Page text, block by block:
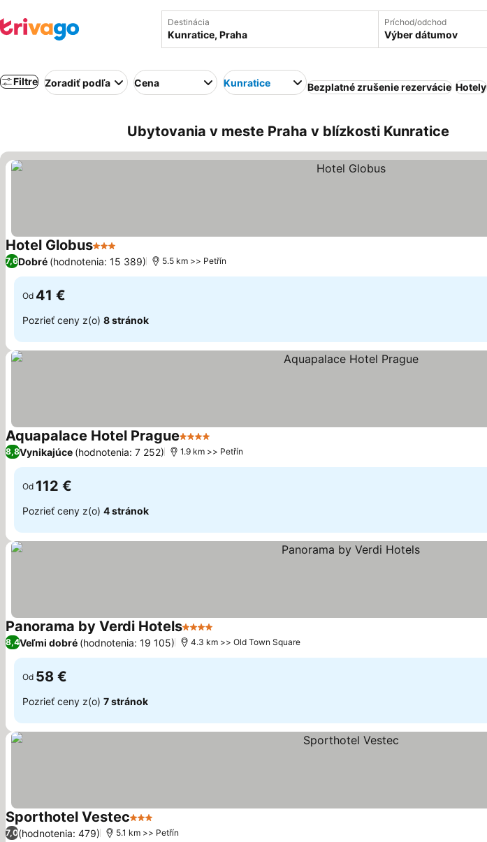
Destinácia Príchod/odchod
Výber dátumov
Filtre Zoradiť podľa Cena Kunratice Bezplatné zrušenie rezervácie Hotely
Ubytovania v meste Praha v blízkosti Kunratice
Hotel Globus3 Počet hviezdičiek
Zobraziť ceny
7,6Dobré (hodnotenia: 15 389) 5.5 km >> Petřín
Od 41 €
Pozrieť ceny z(o) 8 stránok
Aquapalace Hotel Prague4 Počet hviezdičiek
8,8Vynikajúce (hodnotenia: 7 252) 1.9 km >> Petřín
Od 112 €
Pozrieť ceny z(o) 4 stránok
Panorama by Verdi Hotels4 Počet hviezdičiek
8,4Veľmi dobré (hodnotenia: 19 105) 4.3 km >> Old Town Square
Od 58 €
Pozrieť ceny z(o) 7 stránok
Sporthotel Vestec3 Počet hviezdičiek
7,0(hodnotenia: 479) 5.1 km >> Petřín